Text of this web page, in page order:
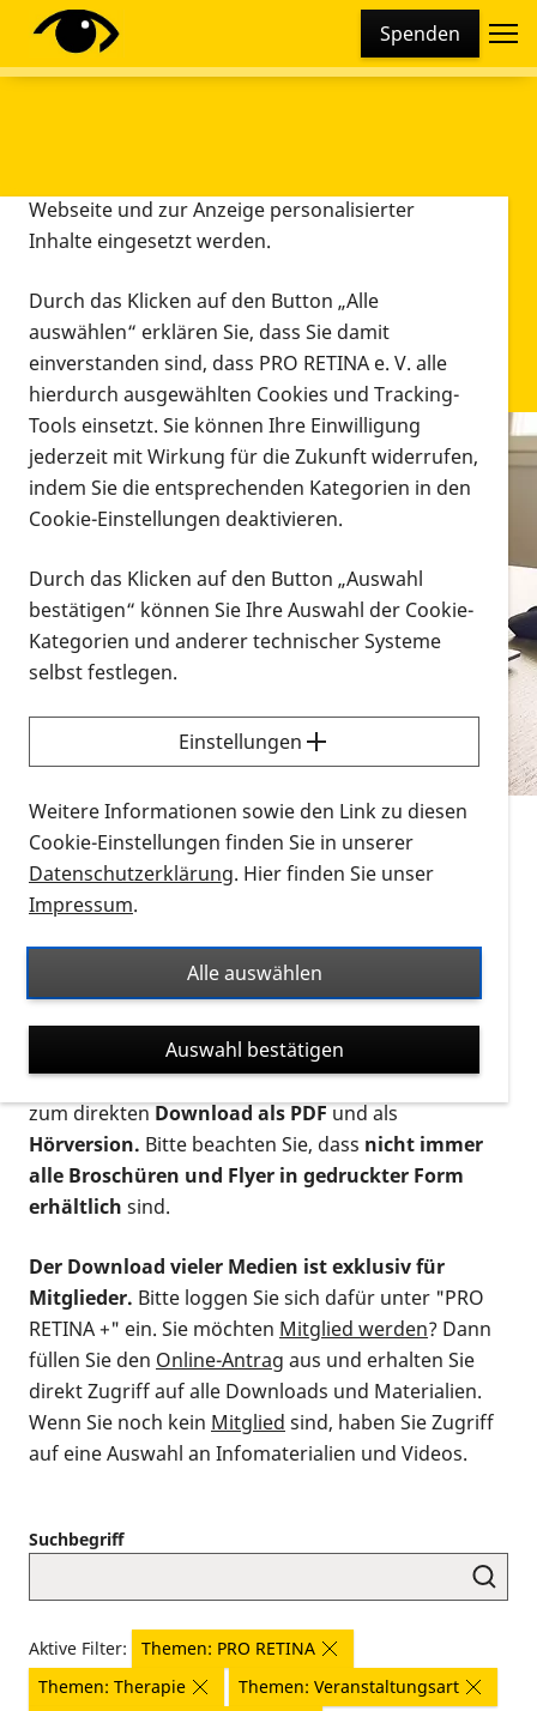
Spenden
Infomaterial
Infomaterial
Vorlesen
Alle Infomaterialien in verschiedenen
Formaten an einem Ort
Sie möchten wissen, wie Sie nach Infonmaterial
suchen und dieses bestellen bzw. herunterladen
können? Schauen Sie sich dieErklärvideos zum
Thema Infomaterial auf der PRO RETINA-Website
für blinde und sehbehinderte Menschen an.
Auf dieser Seite finden Sie sämtliches Infomaterial
Ort. Nutzen Sie den Formatfilter, um ausschließlich
nach Flyern und Broschüren, Audios oder Videos zu
suchen. Die meisten Flyer und Broschüren werden in
verschiedenen Formaten angeboten: zur
postalischen Bestellung als gedruckte Variante
zum direktenDownload als PDFund als
Hörversion. Bitte beachten Sie, dass nicht immer
alle Broschüren und Flyer in gedruckter Form
erhältlich sind.
Der Download vieler Medien ist exklusiv für
Mitglieder. Bitte loggen Sie sich dafür unter "PRO
RETINA +" ein. Sie möchten Mitglied werden? Dann
füllen Sie den Online-Antrag aus und erhalten Sie
direkt Zugriff auf alle Downloads und Materialien.
Wenn Sie noch kein Mitglied sind, haben Sie Zugriff
auf eine Auswahl an Infomaterialien und Videos.
Suchbegriff
Aktive Filter:
Themen: PRO RETINA
Themen: Therapie
Themen: Veranstaltungsart
Diese Webseite setzt verschiedene Cookies und
Tracking-Tools ein. Dies beinhaltet Cookies und
Webseite und zur Anzeige personalisierter
Inhalte eingesetzt werden.
Durch das Klicken auf den Button „Alle
auswählen“ erklären Sie, dass Sie damit
einverstanden sind, dass PRO RETINA e. V. alle
hierdurch ausgewählten Cookies und Tracking-
Tools einsetzt. Sie können Ihre Einwilligung
jederzeit mit Wirkung für die Zukunft widerrufen,
indem Sie die entsprechenden Kategorien in den
Cookie-Einstellungen deaktivieren.
Durch das Klicken auf den Button „Auswahl
bestätigen“ können Sie Ihre Auswahl der Cookie-
Kategorien und anderer technischer Systeme
selbst festlegen.
Einstellungen
Weitere Informationen sowie den Link zu diesen
Cookie-Einstellungen finden Sie in unserer
Datenschutzerklärung. Hier finden Sie unser
Impressum.
Alle auswählen
Auswahl bestätigen